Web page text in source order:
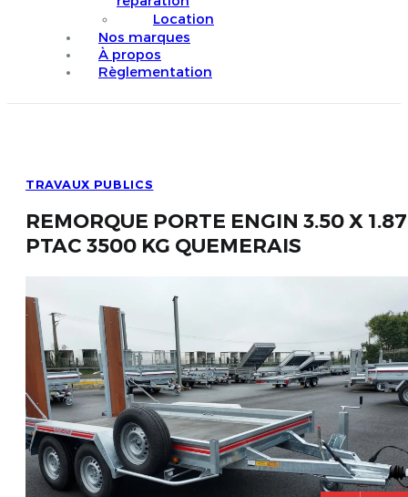
Location
Nos marques
À propos
Règlementation
TRAVAUX PUBLICS
REMORQUE PORTE ENGIN 3.50 X 1.87
PTAC 3500 KG QUEMERAIS